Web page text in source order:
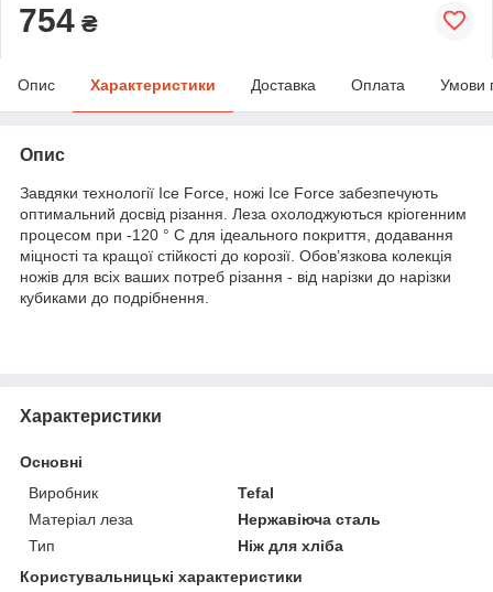
754 ₴
Опис Характеристики Доставка Оплата Умови
Опис
Завдяки технології Ice Force, ножі Ice Force забезпечують
оптимальний досвід різання. Леза охолоджуються кріогенним
процесом при -120 ° C для ідеального покриття, додавання
міцності та кращої стійкості до корозії. Обов’язкова колекція
ножів для всіх ваших потреб різання - від нарізки до нарізки
кубиками до подрібнення.
Характеристики
Основні
Виробник
Tefal
Матеріал леза
Нержавіюча сталь
Тип
Ніж для хліба
Користувальницькі характеристики